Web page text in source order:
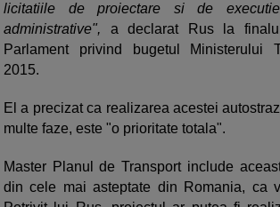
licitatiile de proiectare si de
administrative", a declarat Rus la
Parlament privind bugetul Ministerului
2015.
El a precizat ca realizarea acestei
multe faze, este "o prioritate totala".
Master Planul de Transport include
din cele mai asteptate din Romania, ca